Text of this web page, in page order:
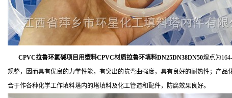
CPVC拉鲁环氯碱项目用塑料CPVC材质拉鲁环填料DN25DN38DN50熔点为
规整，因而具有优良的力学性能，有突出的抗弯曲强度，具有良好的耐热性；产
合于作各种化学工作填料塔内的塔填料及化工管道和配件，防腐效果良好。